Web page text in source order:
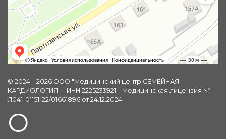
© 2024 – 2026 ООО "Медицинский центр СЕМЕЙНАЯ
КАРДИОЛОГИЯ" – ИНН 2225233921 – Медицинская лицензия №
Л041-01151-22/01661896 от 24.12.2024
О